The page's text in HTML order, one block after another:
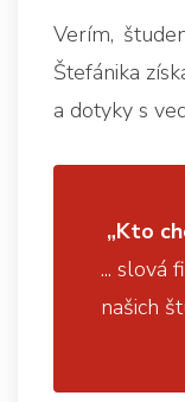
Verím,
Štefánika
a dotyky s
„Kto
... slová
našich